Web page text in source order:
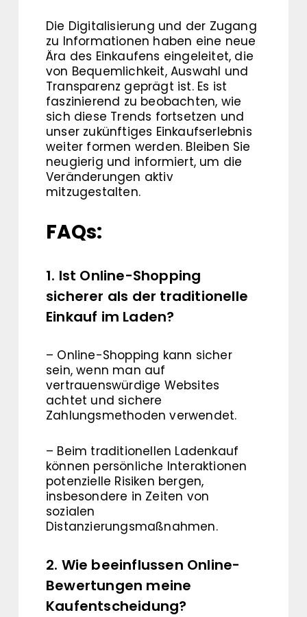
Die Digitalisierung und der Zugang
zu Informationen haben eine neue
Ära des Einkaufens eingeleitet, die
von Bequemlichkeit, Auswahl und
Transparenz geprägt ist. Es ist
faszinierend zu beobachten, wie
sich diese Trends fortsetzen und
unser zukünftiges Einkaufserlebnis
weiter formen werden. Bleiben Sie
neugierig und informiert, um die
Veränderungen aktiv
mitzugestalten.
FAQs:
1. Ist Online-Shopping
sicherer als der traditionelle
Einkauf im Laden?
– Online-Shopping kann sicher
sein, wenn man auf
vertrauenswürdige Websites
achtet und sichere
Zahlungsmethoden verwendet.
– Beim traditionellen Ladenkauf
können persönliche Interaktionen
potenzielle Risiken bergen,
insbesondere in Zeiten von
sozialen
Distanzierungsmaßnahmen.
2. Wie beeinflussen Online-
Bewertungen meine
Kaufentscheidung?